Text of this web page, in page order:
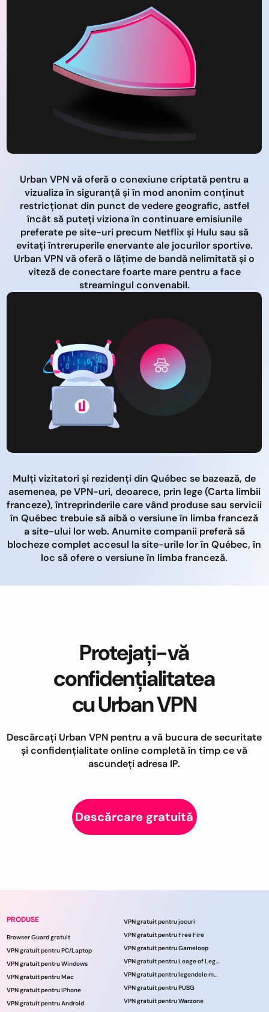
Urban VPN vă oferă o conexiune criptată pentru a
vizualiza în siguranță și în mod anonim conținut
restricționat din punct de vedere geografic, astfel
încât să puteți viziona în continuare emisiunile
preferate pe site-uri precum Netflix și Hulu sau să
evitați întreruperile enervante ale jocurilor sportive.
Urban VPN vă oferă o lățime de bandă nelimitată și o
viteză de conectare foarte mare pentru a face
streamingul convenabil.
Mulți vizitatori și rezidenți din Québec se bazează, de
asemenea, pe VPN-uri, deoarece, prin lege (Carta limbii
franceze), întreprinderile care vând produse sau servicii
în Québec trebuie să aibă o versiune în limba franceză
a site-ului lor web. Anumite companii preferă să
blocheze complet accesul la site-urile lor în Québec, în
loc să ofere o versiune în limba franceză.
Protejați-vă
confidențialitatea
cu Urban VPN
Descărcați Urban VPN pentru a vă bucura de securitate
și confidențialitate online completă în timp ce vă
ascundeți adresa IP.
Descărcare gratuită
PRODUSE
Browser Guard gratuit
VPN gratuit pentru PC/Laptop
VPN gratuit pentru Windows
VPN gratuit pentru Mac
VPN gratuit pentru IPhone
VPN gratuit pentru Android
VPN gratuit pentru jocuri
VPN gratuit pentru Free Fire
VPN gratuit pentru Gameloop
VPN gratuit pentru Leage of Legends
VPN gratuit pentru legendele mobile
VPN gratuit pentru PUBG
VPN gratuit pentru Warzone